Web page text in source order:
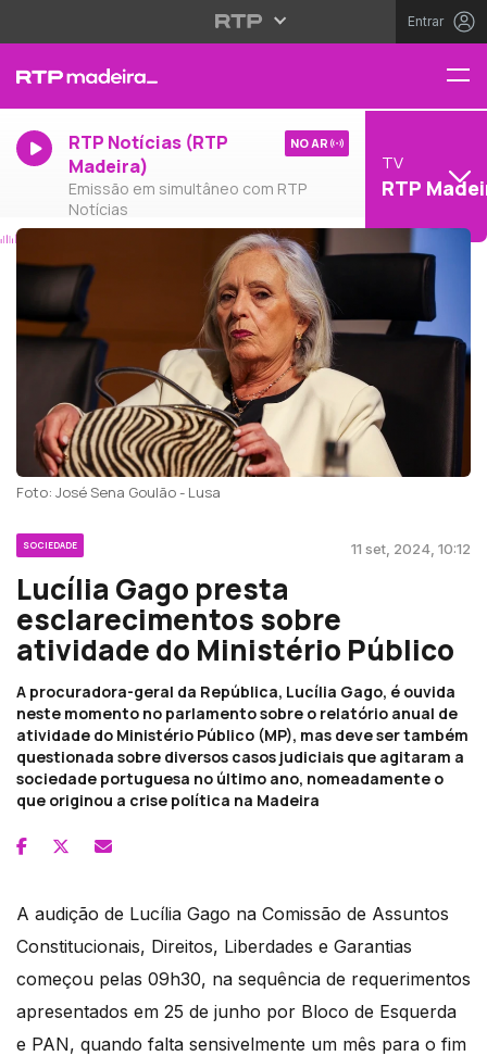
Entrar
RTP Notícias (RTP
Madeira)
Emissão em simultâneo com RTP
Notícias
NO AR
TV
RTP
Foto: José Sena Goulão - Lusa
SOCIEDADE 11 set, 2024, 10:12
Lucília Gago presta
esclarecimentos sobre
atividade do Ministério Público
A procuradora-geral da República, Lucília Gago, é ouvida
neste momento no parlamento sobre o relatório anual de
atividade do Ministério Público (MP), mas deve ser também
questionada sobre diversos casos judiciais que agitaram a
sociedade portuguesa no último ano, nomeadamente o
que originou a crise política na Madeira
A audição de Lucília Gago na Comissão de Assuntos
Constitucionais, Direitos, Liberdades e Garantias
começou pelas 09h30, na sequência de requerimentos
apresentados em 25 de junho por Bloco de Esquerda
e PAN, quando falta sensivelmente um mês para o fim